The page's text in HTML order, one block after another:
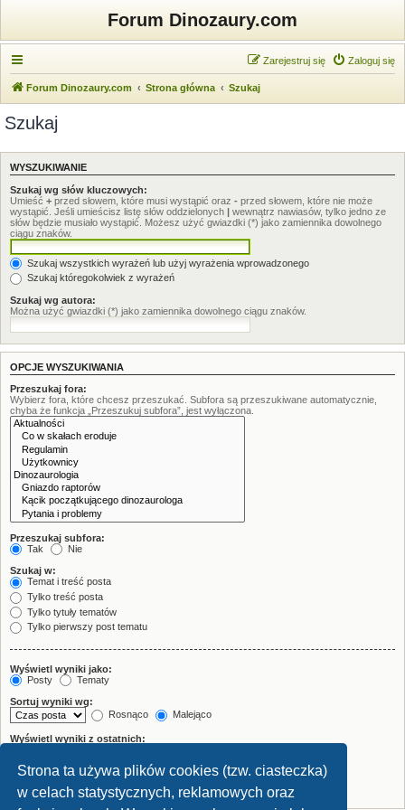
Strona ta używa plików cookies (tzw. ciasteczka)
w celach statystycznych, reklamowych oraz
Forum Dinozaury.com
Zaloguj się
Zarejestruj się
Forum Dinozaury.com Strona główna Szukaj
Szukaj
WYSZUKIWANIE
Szukaj wg słów kluczowych:
Umieść + przed słowem, które musi wystąpić oraz - przed słowem, które nie może
wystąpić. Jeśli umieścisz listę słów oddzielonych | wewnątrz nawiasów, tylko jedno ze
słów będzie musiało wystąpić. Możesz użyć gwiazdki (*) jako zamiennika dowolnego
ciągu znaków.
Szukaj wszystkich wyrażeń lub użyj wyrażenia wprowadzonego
Szukaj któregokolwiek z wyrażeń
Szukaj wg autora:
Można użyć gwiazdki (*) jako zamiennika dowolnego ciągu znaków.
OPCJE WYSZUKIWANIA
Przeszukaj fora:
Wybierz fora, które chcesz przeszukać. Subfora są przeszukiwane automatycznie,
chyba że funkcja „Przeszukuj subfora”, jest wyłączona.
Przeszukaj subfora:
Tak
Nie
Szukaj w:
Temat i treść posta
Tylko treść posta
Tylko tytuły tematów
Tylko pierwszy post tematu
Wyświetl wyniki jako:
Posty
Tematy
Sortuj wyniki wg:
Rosnąco
Malejąco
Wyświetl wyniki z ostatnich:
Wyświetl pierwsze:
znaków w poście